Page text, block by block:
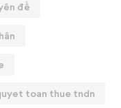
đề
toan thue tndn